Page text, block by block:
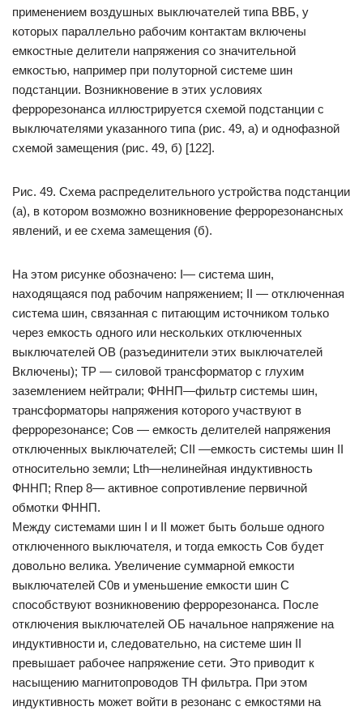
применением воздушных выключателей типа ВВБ, у
которых параллельно рабочим контактам включены
емкостные делители напряжения со значительной
емкостью, например при полуторной системе шин
подстанции. Возникновение в этих условиях
феррорезонанса иллюстрируется схемой подстанции с
выключателями указанного типа (рис. 49, а) и однофазной
схемой замещения (рис. 49, б) [122].
Рис. 49. Схема распределительного устройства подстанции
(а), в котором возможно возникновение феррорезонансных
явлений, и ее схема замещения (б).
На этом рисунке обозначено: I— система шин,
находящаяся под рабочим напряжением; II — отключенная
система шин, связанная с питающим источником только
через емкость одного или нескольких отключенных
выключателей ОВ (разъединители этих выключателей
Включены); ТР — силовой трансформатор с глухим
заземлением нейтрали; ФННП—фильтр системы шин,
трансформаторы напряжения которого участвуют в
феррорезонансе; Сов — емкость делителей напряжения
отключенных выключателей; СII —емкость системы шин II
относительно земли; Lth—нелинейная индуктивность
ФННП; Rпep 8— активное сопротивление первичной
обмотки ФННП.
Между системами шин I и II может быть больше одного
отключенного выключателя, и тогда емкость Сов будет
довольно велика. Увеличение суммарной емкости
выключателей С0в и уменьшение емкости шин С
способствуют возникновению феррорезонанса. После
отключения выключателей ОБ начальное напряжение на
индуктивности и, следовательно, на системе шин II
превышает рабочее напряжение сети. Это приводит к
насыщению магнитопроводов ТН фильтра. При этом
индуктивность может войти в резонанс с емкостями на